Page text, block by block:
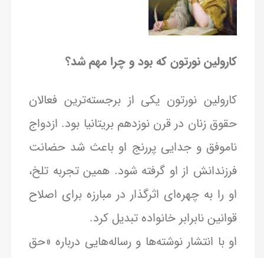
کارولین نورتون که بود و چرا مهم شد؟
کارولین نورتون یکی از برجسته‌ترین فعالان
حقوق زنان در قرن نوزدهم بریتانیا بود. ازدواج
ناموفق و جدایی پررنج او باعث شد حضانت
فرزندانش از او گرفته شود. همین تجربه تلخ،
او را به چهره‌ای اثرگذار در مبارزه برای اصلاح
قوانین نابرابر خانواده تبدیل کرد.
او با انتشار نوشته‌ها و رساله‌هایی درباره «حق